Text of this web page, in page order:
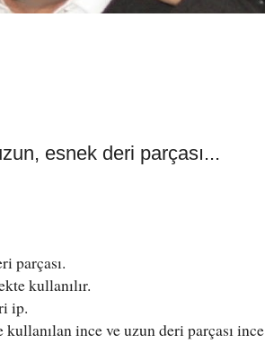
esnek deri parçası...
parçası.
kullanılır.
ip.
ince ve uzun deri parçası ince